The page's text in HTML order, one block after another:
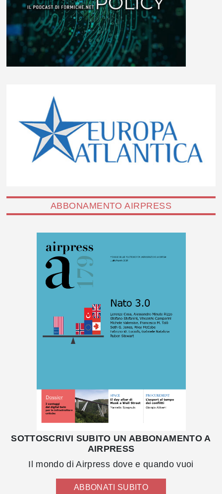
ABBONAMENTO AIRPRESS
SOTTOSCRIVI SUBITO UN ABBONAMENTO A
AIRPRESS
Il mondo di Airpress dove e quando vuoi
ABBONATI SUBITO